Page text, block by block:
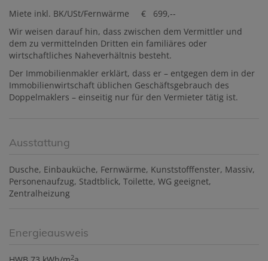
Miete inkl. BK/USt/Fernwärme € 699,--
Wir weisen darauf hin, dass zwischen dem Vermittler und
dem zu vermittelnden Dritten ein familiäres oder
wirtschaftliches Naheverhältnis besteht.
Der Immobilienmakler erklärt, dass er – entgegen dem in der
Immobilienwirtschaft üblichen Geschäftsgebrauch des
Doppelmaklers – einseitig nur für den Vermieter tätig ist.
Ausstattung
Dusche Einbauküche Fernwärme Kunststofffenster Massiv
Personenaufzug Stadtblick Toilette WG geeignet
Zentralheizung
Energieausweis
2